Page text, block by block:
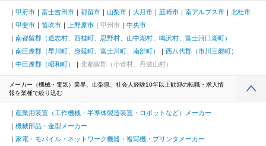
甲府市 富士吉田市 都留市 山梨市 大月市 韮崎市 南アルプス市
北杜市
甲斐市
笛吹市 上野原市 甲州市
中央市
南都留郡（道志村、西桂町、忍野村、山中湖村、鳴沢村、富士河口湖町）
南巨摩郡（早川町、身延町、富士川町、南部町）
西八代郡（市川三郷町）
中巨摩郡（昭和町）
北都留郡（小菅村、丹波山村）
メーカー（機械・電気）業界、山梨県、社会人経験10年以上歓迎の転職・求人情
報を業種で絞り込む
産業用装置（工作機械・半導体製造装置・ロボットなど）メーカー
機械部品・金型メーカー
家電・モバイル・ネットワーク機器・複写機・プリンタメーカー